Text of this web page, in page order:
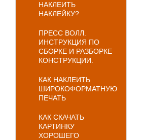
НАКЛЕИТЬ
НАКЛЕЙКУ?
ПРЕСС ВОЛЛ.
ИНСТРУКЦИЯ ПО
СБОРКЕ И РАЗБОРКЕ
КОНСТРУКЦИИ.
КАК НАКЛЕИТЬ
ШИРОКОФОРМАТНУЮ
ПЕЧАТЬ
КАК СКАЧАТЬ
КАРТИНКУ
ХОРОШЕГО